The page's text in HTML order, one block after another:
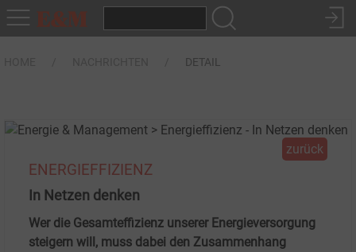
DETAIL
zurück
ENERGIEFFIZIENZ
In Netzen denken
Wer die Gesamteffizienz unserer Energieversorgung
steigern will, muss dabei den Zusammenhang